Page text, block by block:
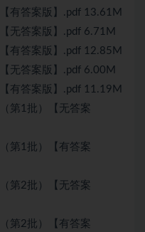
有答案版】.pdf 13.61M
无答案版】.pdf 6.71M
有答案版】.pdf 12.85M
无答案版】.pdf 6.00M
有答案版】.pdf 11.19M
第1批）【无答案
第1批）【有答案
第2批）【无答案
第2批）【有答案